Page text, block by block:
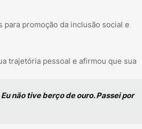
promoção da inclusão social e
trajetória pessoal e afirmou que sua
não tive berço de ouro. Passei por